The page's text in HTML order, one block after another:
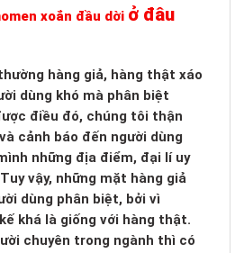
xoắn đầu dời ở đâu
hàng giả, hàng thật xáo
dùng khó mà phân biệt
điều đó, chúng tôi thận
cảnh báo đến người dùng
những địa điểm, đại lí uy
vậy, những mặt hàng giả
dùng phân biệt, bởi vì
khá là giống với hàng thật.
chuyên trong ngành thì có